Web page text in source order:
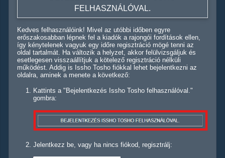
FELHASZNÁLÓVAL.
Kedves felhasználóink! Mivel az utóbbi időben egyre
erőszakosabban lépnek fel a kiadók a rajongói fordítások ellen,
így kénytelenek vagyuk egy időre regisztráció mögé tenni az
oldal tartalmát. Ha változik a helyzet, akkor felülvizsgáljuk és
esetlegesen visszaállítjuk a kötelező regisztráció nélküli
működést. Addig is Issho Tosho fiókkal lehet bejelentkezni az
oldalra, aminek a menete a következő:
Kattints a "Bejelentkezés Issho Tosho felhasználóval."
gombra:
Jelentkezz be, vagy ha nincs fiókod, regisztrálj: